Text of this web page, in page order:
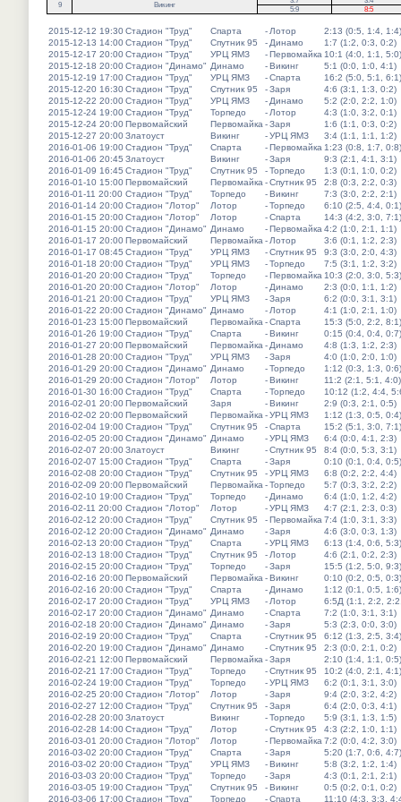
9
Викинг
5:9 8:5
2015-12-12 19:30Стадион "Труд" Спарта - Лотор
2:13 (0:5, 1:4, 1:4)
2015-12-13 14:00Стадион "Труд" Спутник 95 - Динамо
1:7 (1:2, 0:3, 0:2)
2015-12-17 20:00Стадион "Труд" УРЦ ЯМЗ -Первомайка 10:1 (4:0, 1:1, 5:0)
2015-12-18 20:00Стадион "Динамо" Динамо -Викинг
5:1 (0:0, 1:0, 4:1)
2015-12-19 17:00Стадион "Труд" УРЦ ЯМЗ -Спарта
16:2 (5:0, 5:1, 6:1)
2015-12-20 16:30Стадион "Труд" Спутник 95 -Заря
4:6 (3:1, 1:3, 0:2)
2015-12-22 20:00Стадион "Труд" УРЦ ЯМЗ - Динамо
5:2 (2:0, 2:2, 1:0)
2015-12-24 19:00Стадион "Труд" Торпедо - Лотор
4:3 (1:0, 3:2, 0:1)
2015-12-24 20:00Первомайский Первомайка -Заря
1:6 (1:1, 0:3, 0:2)
2015-12-27 20:00Златоуст Викинг -УРЦ ЯМЗ
3:4 (1:1, 1:1, 1:2)
2016-01-06 19:00Стадион "Труд" Спарта -Первомайка 1:23 (0:8, 1:7, 0:8)
2016-01-06 20:45 Златоуст Викинг -Заря
9:3 (2:1, 4:1, 3:1)
2016-01-09 16:45 Стадион "Труд" Спутник 95 -Торпедо
1:3 (0:1, 1:0, 0:2)
2016-01-10 15:00Первомайский Первомайка -Спутник 95
2:8 (0:3, 2:2, 0:3)
2016-01-11 20:00 Стадион "Труд" Торпедо -Викинг
7:3 (3:0, 2:2, 2:1)
2016-01-14 20:00Стадион "Лотор" Лотор -Торпедо
6:10 (2:5, 4:4, 0:1)
2016-01-15 20:00Стадион "Лотор" Лотор -Спарта
14:3 (4:2, 3:0, 7:1)
2016-01-15 20:00Стадион "Динамо" Динамо -Первомайка 4:2 (1:0, 2:1, 1:1)
2016-01-17 20:00Первомайский Первомайка - Лотор
3:6 (0:1, 1:2, 2:3)
2016-01-17 08:45 Стадион "Труд" УРЦ ЯМЗ -Спутник 95
9:3 (3:0, 2:0, 4:3)
2016-01-18 20:00Стадион "Труд" УРЦ ЯМЗ -Торпедо
7:5 (3:1, 1:2, 3:2)
2016-01-20 20:00Стадион "Труд" Торпедо -Первомайка 10:3 (2:0, 3:0, 5:3)
2016-01-20 20:00Стадион "Лотор" Лотор - Динамо
2:3 (0:0, 1:1, 1:2)
2016-01-21 20:00Стадион "Труд" УРЦ ЯМЗ -Заря
6:2 (0:0, 3:1, 3:1)
2016-01-22 20:00Стадион "Динамо" Динамо - Лотор
4:1 (1:0, 2:1, 1:0)
2016-01-23 15:00Первомайский Первомайка -Спарта
15:3 (5:0, 2:2, 8:1)
2016-01-26 19:00Стадион "Труд" Спарта -Викинг
0:15 (0:4, 0:4, 0:7)
2016-01-27 20:00Первомайский Первомайка - Динамо
4:8 (1:3, 1:2, 2:3)
2016-01-28 20:00Стадион "Труд" УРЦ ЯМЗ -Заря
4:0 (1:0, 2:0, 1:0)
2016-01-29 20:00Стадион "Динамо" Динамо -Торпедо
1:12 (0:3, 1:3, 0:6)
2016-01-29 20:00Стадион "Лотор" Лотор -Викинг
11:2 (2:1, 5:1, 4:0)
2016-01-30 16:00Стадион "Труд" Спарта -Торпедо
10:12 (1:2, 4:4,
2016-02-01 20:00Первомайский Заря -Викинг
2:9 (0:3, 2:1, 0:5)
2016-02-02 20:00Первомайский Первомайка -УРЦ ЯМЗ
1:12 (1:3, 0:5, 0:4)
2016-02-04 19:00Стадион "Труд" Спутник 95 -Спарта
15:2 (5:1, 3:0, 7:1)
2016-02-05 20:00Стадион "Динамо" Динамо -УРЦ ЯМЗ
6:4 (0:0, 4:1, 2:3)
2016-02-07 20:00Златоуст Викинг -Спутник 95
8:4 (0:0, 5:3, 3:1)
2016-02-07 15:00Стадион "Труд" Спарта -Заря
0:10 (0:1, 0:4, 0:5)
2016-02-08 20:00Стадион "Труд" Спутник 95 -УРЦ ЯМЗ
6:8 (0:2, 2:2, 4:4)
2016-02-09 20:00Первомайский Первомайка -Торпедо
5:7 (0:3, 3:2, 2:2)
2016-02-10 19:00Стадион "Труд" Торпедо - Динамо
6:4 (1:0, 1:2, 4:2)
2016-02-11 20:00 Стадион "Лотор" Лотор -УРЦ ЯМЗ
4:7 (2:1, 2:3, 0:3)
2016-02-12 20:00Стадион "Труд" Спутник 95 -Первомайка 7:4 (1:0, 3:1, 3:3)
2016-02-12 20:00Стадион "Динамо" Динамо -Заря
4:6 (3:0, 0:3, 1:3)
2016-02-13 20:00Стадион "Труд" Спарта -УРЦ ЯМЗ
6:13 (1:4, 0:6, 5:3)
2016-02-13 18:00Стадион "Труд" Спутник 95 - Лотор
4:6 (2:1, 0:2, 2:3)
2016-02-15 20:00Стадион "Труд" Торпедо -Заря
15:5 (1:2, 5:0, 9:3)
2016-02-16 20:00Первомайский Первомайка -Викинг
0:10 (0:2, 0:5, 0:3)
2016-02-16 20:00Стадион "Труд" Спарта - Динамо
1:12 (0:1, 0:5, 1:6)
2016-02-17 20:00Стадион "Труд" УРЦ ЯМЗ - Лотор
6:5Д (1:1, 2:2,
2016-02-17 20:00Стадион "Динамо" Динамо -Спарта
7:2 (1:0, 3:1, 3:1)
2016-02-18 20:00Стадион "Динамо" Динамо -Заря
5:3 (2:3, 0:0, 3:0)
2016-02-19 20:00Стадион "Труд" Спарта -Спутник 95
6:12 (1:3, 2:5, 3:4)
2016-02-20 19:00Стадион "Динамо" Динамо -Спутник 95
2:3 (0:0, 2:1, 0:2)
2016-02-21 12:00Первомайский Первомайка -Заря
2:10 (1:4, 1:1, 0:5)
2016-02-21 17:00Стадион "Труд" Торпедо -Спутник 95
10:2 (4:0, 2:1, 4:1)
2016-02-24 19:00Стадион "Труд" Торпедо -УРЦ ЯМЗ
6:2 (0:1, 3:1, 3:0)
2016-02-25 20:00Стадион "Лотор" Лотор -Заря
9:4 (2:0, 3:2, 4:2)
2016-02-27 12:00Стадион "Труд" Спутник 95 -Заря
6:4 (2:0, 0:3, 4:1)
2016-02-28 20:00Златоуст Викинг -Торпедо
5:9 (3:1, 1:3, 1:5)
2016-02-28 14:00Стадион "Труд" Лотор -Спутник 95
4:3 (2:2, 1:0, 1:1)
2016-03-01 20:00Стадион "Лотор" Лотор -Первомайка 7:2 (0:0, 4:2, 3:0)
2016-03-02 20:00Стадион "Труд" Спарта -Заря
5:20 (1:7, 0:6, 4:7)
2016-03-02 20:00Стадион "Труд" УРЦ ЯМЗ -Викинг
5:8 (3:2, 1:2, 1:4)
2016-03-03 20:00Стадион "Труд" Торпедо -Заря
4:3 (0:1, 2:1, 2:1)
2016-03-05 19:00Стадион "Труд" Спутник 95 -Викинг
0:5 (0:2, 0:1, 0:2)
2016-03-06 17:00Стадион "Труд" Торпедо -Спарта 11:10 (4:3, 3:3,